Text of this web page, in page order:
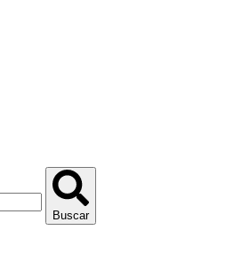
Buscar